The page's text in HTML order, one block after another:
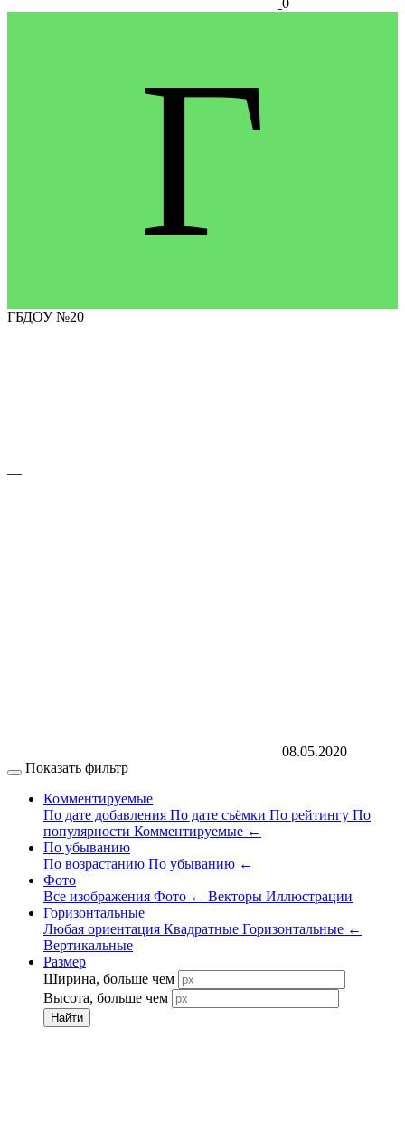
0
Г
ГБДОУ №20
—
08.05.2020
Показать фильтр
Комментируемые
По дате добавления По дате съёмки По рейтингу По
популярности Комментируемые ←
По убыванию
По возрастанию По убыванию ←
Фото
Все изображения Фото ← Векторы Иллюстрации
Горизонтальные
Любая ориентация Квадратные Горизонтальные ←
Вертикальные
Размер
Ширина, больше чем
Высота, больше чем
Найти